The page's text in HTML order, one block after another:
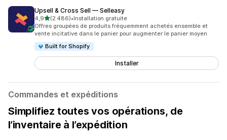
Upsell & Cross Sell — Selleasy
4,9étoile(s) sur 5
(2 486)
2486 avis au total
•Installation gratuite
Offres groupées de produits fréquemment achetés ensemble et
vente incitative dans le panier pour augmenter le panier moyen
Built for Shopify
Installer
Commandes et expéditions
Simplifiez toutes vos opérations, de
l’inventaire à l’expédition